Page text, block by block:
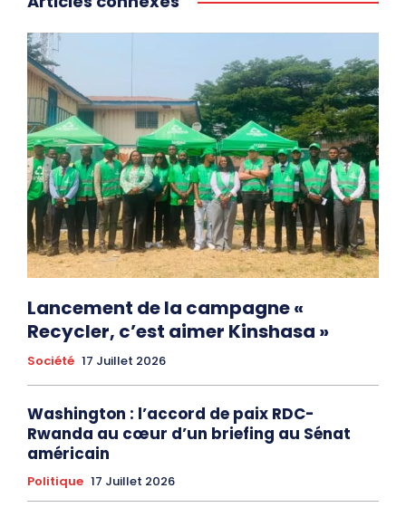
Lancement de la campagne «
Recycler, c’est aimer Kinshasa »
Société 17 Juillet 2026
Washington : l’accord de paix RDC-
Rwanda au cœur d’un briefing au Sénat
américain
Politique 17 Juillet 2026